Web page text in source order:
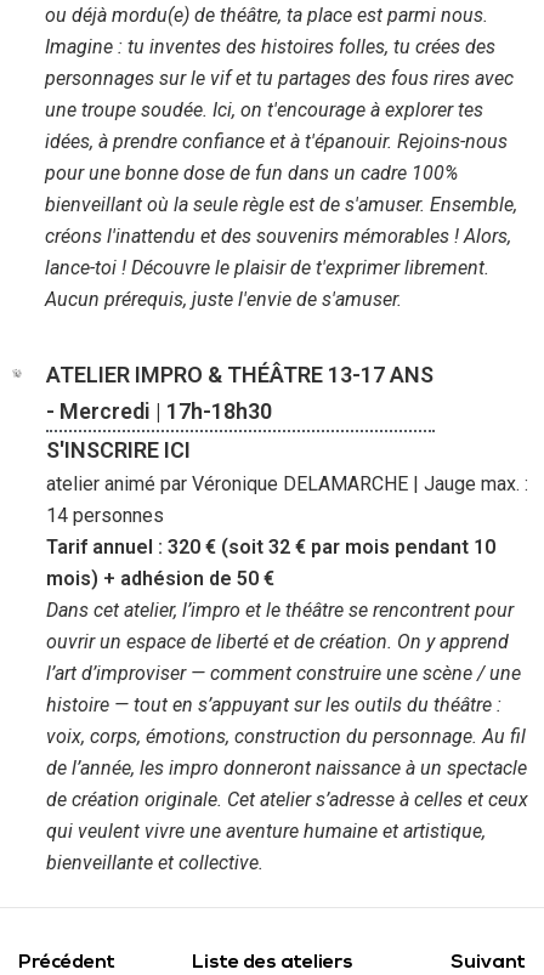
ou déjà mordu(e) de théâtre, ta place est parmi nous.
Imagine : tu inventes des histoires folles, tu crées des
personnages sur le vif et tu partages des fous rires avec
une troupe soudée. Ici, on t'encourage à explorer tes
idées, à prendre confiance et à t'épanouir. Rejoins-nous
pour une bonne dose de fun dans un cadre 100%
bienveillant où la seule règle est de s'amuser. Ensemble,
créons l'inattendu et des souvenirs mémorables ! Alors,
lance-toi ! Découvre le plaisir de t'exprimer librement.
Aucun prérequis, juste l'envie de s'amuser.
ATELIER IMPRO & THÉÂTRE 13-17 ANS
- Mercredi | 17h-18h30
S'INSCRIRE ICI
atelier animé par Véronique DELAMARCHE | Jauge max. :
14 personnes
Tarif annuel : 320 € (soit 32 € par mois pendant 10
mois) + adhésion de 50 €
Dans cet atelier, l’impro et le théâtre se rencontrent pour
ouvrir un espace de liberté et de création. On y apprend
l’art d’improviser — comment construire une scène / une
histoire — tout en s’appuyant sur les outils du théâtre :
voix, corps, émotions, construction du personnage. Au fil
de l’année, les impro donneront naissance à un spectacle
de création originale. Cet atelier s’adresse à celles et ceux
qui veulent vivre une aventure humaine et artistique,
bienveillante et collective.
Précédent Liste des ateliers Suivant